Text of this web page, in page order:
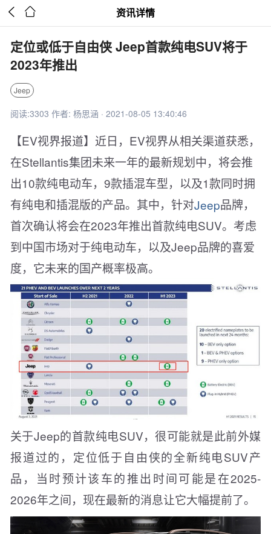
  资讯详情
定位或低于自由侠 Jeep首款纯电SUV将于
2023年推出
Jeep
阅读:3303 作者: 杨思涵 · 2021-08-05 13:40:46
【EV视界报道】近日，EV视界从相关渠道获悉，
在Stellantis集团未来一年的最新规划中，将会推
出10款纯电动车，9款插混车型，以及1款同时拥
有纯电和插混版的产品。其中，针对Jeep品牌，
首次确认将会在2023年推出首款纯电SUV。考虑
到中国市场对于纯电动车，以及Jeep品牌的喜爱
度，它未来的国产概率极高。
关于Jeep的首款纯电SUV，很可能就是此前外媒
报道过的，定位低于自由侠的全新纯电SUV产
品，当时预计该车的推出时间可能是在2025-
2026年之间，现在最新的消息让它大幅提前了。